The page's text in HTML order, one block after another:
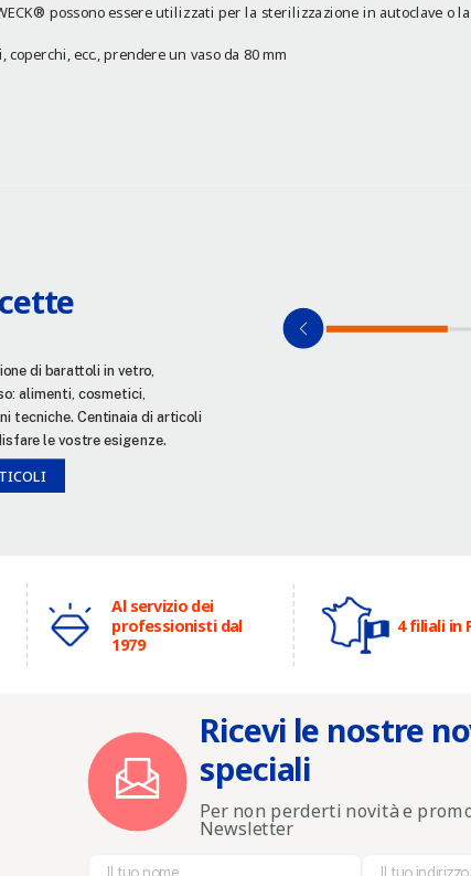
possono essere utilizzati per la sterilizzazione in autoclave o
ecc., prendere un vaso da 80 mm
di barattoli in vetro,
alimenti, cosmetici,
tecniche. Centinaia di articoli
le vostre esigenze.
Al servizio dei
professionisti dal
1979
4 filiali in
Ricevi le nostre
speciali
Per non perderti novità e
Newsletter